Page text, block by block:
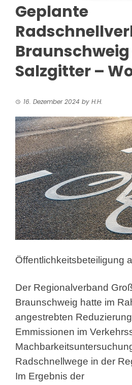
Geplante
Braunschweig
Salzgitter –
16. Dezember 2024 by H.H.
Öffentlichkeitsbeteiligung
Der Regionalverband
Braunschweig hatte im
angestrebten
Emmissionen im
Radschnellwege in der
Im Ergebnis der